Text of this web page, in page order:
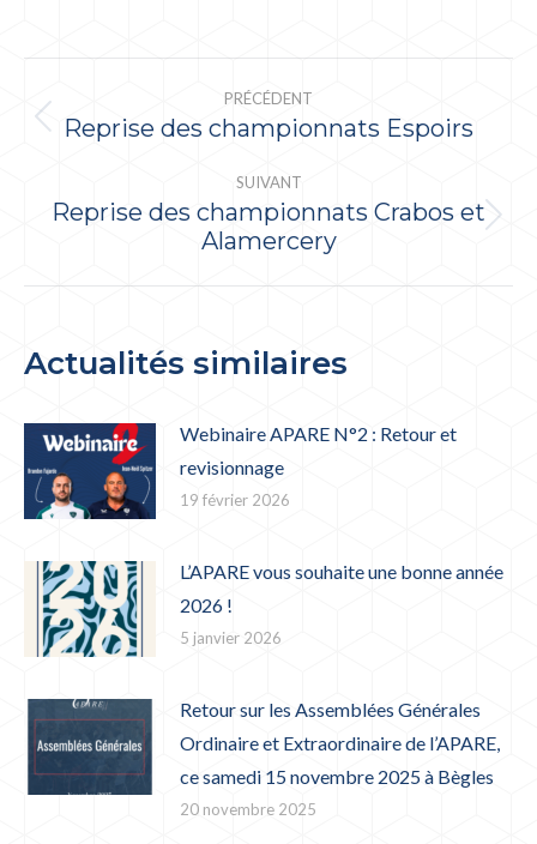
ARTICLE
PRÉCÉDENT
Article
Reprise des championnats Espoirs
SUIVANT
Article
suivant
Reprise des championnats Crabos et
Alamercery
Actualités similaires
Webinaire APARE N°2 : Retour et
revisionnage
19 février 2026
L’APARE vous souhaite une bonne année
2026 !
5 janvier 2026
Retour sur les Assemblées Générales
Ordinaire et Extraordinaire de l’APARE,
ce samedi 15 novembre 2025 à Bègles
20 novembre 2025